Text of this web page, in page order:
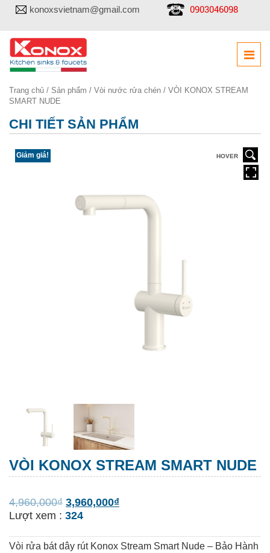
konoxsvietnam@gmail.com 0903046098
Trang chủ / Sản phẩm / Vòi nước rửa chén / VÒI KONOX STREAM
SMART NUDE
CHI TIẾT SẢN PHẨM
Giảm giá! HOVER
VÒI KONOX STREAM SMART NUDE
4,960,000₫ 3,960,000₫
Lượt xem : 324
Vòi rửa bát dây rút Konox Stream Smart Nude – Bảo Hành